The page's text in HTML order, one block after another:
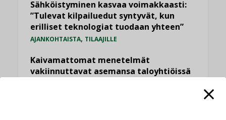
Sähköistyminen kasvaa voimakkaasti:
”Tulevat kilpailuedut syntyvät, kun
erilliset teknologiat tuodaan yhteen”
AJANKOHTAISTA, TILAAJILLE
Kaivamattomat menetelmät
vakiinnuttavat asemansa taloyhtiöissä